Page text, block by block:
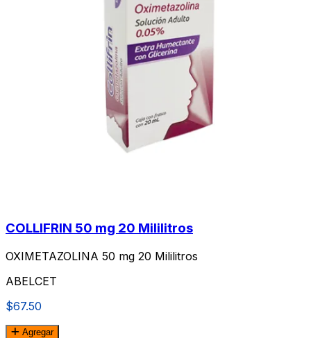
COLLIFRIN 50 mg 20 Mililitros
OXIMETAZOLINA 50 mg 20 Mililitros
ABELCET
$67.50
Agregar